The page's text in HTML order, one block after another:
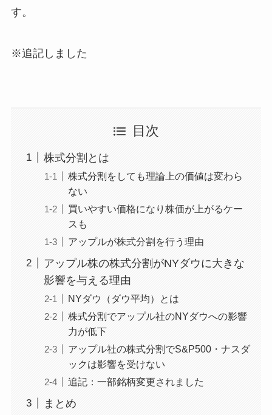
す。
※追記しました
目次
株式分割とは
株式分割をしても理論上の価値は変わら
ない
買いやすい価格になり株価が上がるケー
スも
アップルが株式分割を行う理由
アップル株の株式分割がNYダウに大きな
影響を与える理由
NYダウ（ダウ平均）とは
株式分割でアップル社のNYダウへの影響
力が低下
アップル社の株式分割でS&P500・ナスダ
ックは影響を受けない
追記：一部銘柄変更されました
まとめ